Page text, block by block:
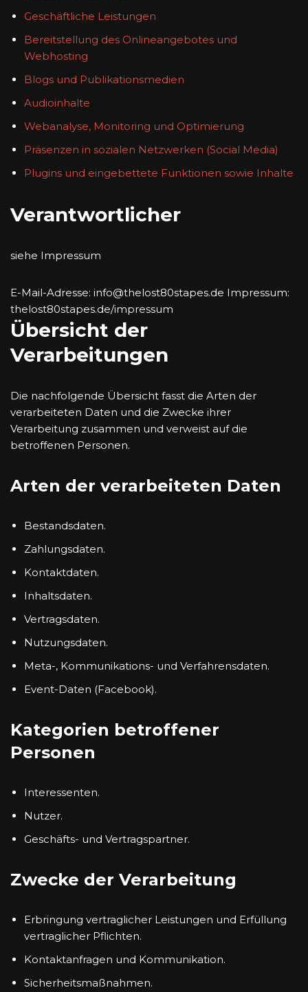
Geschäftliche Leistungen
Bereitstellung des Onlineangebotes und
Webhosting
Blogs und Publikationsmedien
Audioinhalte
Webanalyse, Monitoring und Optimierung
Präsenzen in sozialen Netzwerken (Social Media)
Plugins und eingebettete Funktionen sowie Inhalte
Verantwortlicher
siehe Impressum
E-Mail-Adresse: info@thelost80stapes.de Impressum:
thelost80stapes.de/impressum
Übersicht der
Verarbeitungen
Die nachfolgende Übersicht fasst die Arten der
verarbeiteten Daten und die Zwecke ihrer
Verarbeitung zusammen und verweist auf die
betroffenen Personen.
Arten der verarbeiteten Daten
Bestandsdaten.
Zahlungsdaten.
Kontaktdaten.
Inhaltsdaten.
Vertragsdaten.
Nutzungsdaten.
Meta-, Kommunikations- und Verfahrensdaten.
Event-Daten (Facebook).
Kategorien betroffener
Personen
Interessenten.
Nutzer.
Geschäfts- und Vertragspartner.
Zwecke der Verarbeitung
Erbringung vertraglicher Leistungen und Erfüllung
vertraglicher Pflichten.
Kontaktanfragen und Kommunikation.
Sicherheitsmaßnahmen.